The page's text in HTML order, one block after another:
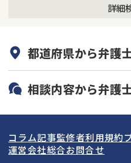
詳細
初回相談無料
都道府県から弁護
北海道・東北
北海道
岩手県
関東
東京都
東海
相談内容から弁護
任意整理
コラム記事監修者利用規約
運営会社総合お問合せ